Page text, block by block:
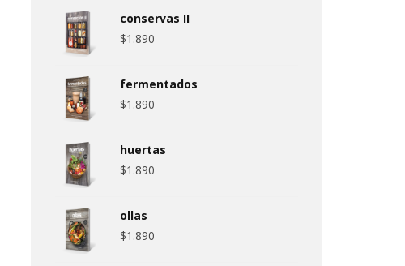
conservas II
$1.890
fermentados
$1.890
huertas
$1.890
ollas
$1.890